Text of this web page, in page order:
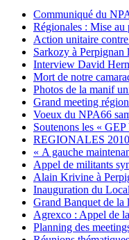
Communiqué du
Régionales : Mise
Action unitaire
Sarkozy à
Interview David
Mort de notre
Photos de la manif
Grand meeting
Voeux du NPA66
Soutenons les «
REGIONALES
« A gauche
Appel de militants
Alain Krivine à
Inauguration du
Grand Banquet de la
Agrexco : Appel de
Planning des